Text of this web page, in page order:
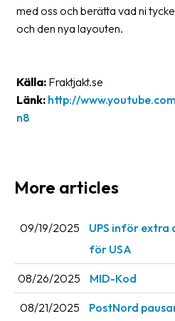
Media
&
career
Contact
Terms
Terms
and
conditions
med oss och berätta vad ni
och den nya layouten.
Källa: Fraktjakt.se
Länk: http://
n8
More articles
09/19/2025
UPS inför
för USA
08/26/2025 MID-Kod
08/21/2025
PostNord